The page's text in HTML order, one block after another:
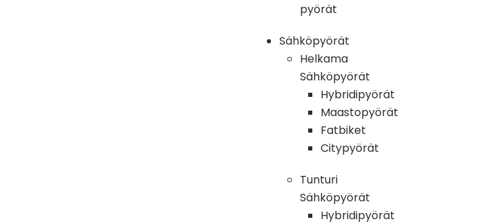
pyörät
Sähköpyörät
Helkama
Sähköpyörät
Hybridipyörät
Maastopyörät
Fatbiket
Citypyörät
Tunturi
Sähköpyörät
Hybridipyörät